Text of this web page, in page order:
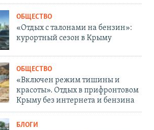
ОБЩЕСТВО
«Отдых с талонами на бензин»:
курортный сезон в Крыму
ОБЩЕСТВО
«Включен режим тишины и
красоты». Отдых в прифронтовом
Крыму без интернета и бензина
БЛОГИ